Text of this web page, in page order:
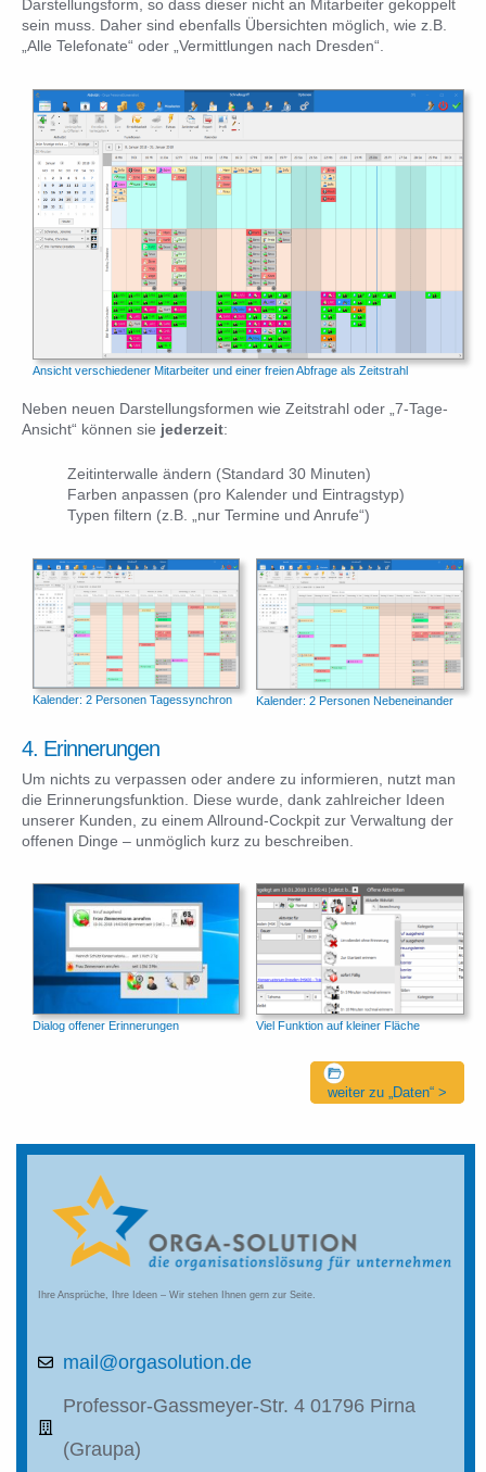
Darstellungsform, so dass dieser nicht an Mitarbeiter gekoppelt
sein muss. Daher sind ebenfalls Übersichten möglich, wie z.B.
„Alle Telefonate“ oder „Vermittlungen nach Dresden“.
Ansicht verschiedener Mitarbeiter und einer freien Abfrage als Zeitstrahl
Neben neuen Darstellungsformen wie Zeitstrahl oder „7-Tage-
Ansicht“ können sie jederzeit:
Zeitinterwalle ändern (Standard 30 Minuten)
Farben anpassen (pro Kalender und Eintragstyp)
Typen filtern (z.B. „nur Termine und Anrufe“)
Kalender: 2 Personen Tagessynchron Kalender: 2 Personen Nebeneinander
4. Erinnerungen
Um nichts zu verpassen oder andere zu informieren, nutzt man
die Erinnerungsfunktion. Diese wurde, dank zahlreicher Ideen
unserer Kunden, zu einem Allround-Cockpit zur Verwaltung der
offenen Dinge – unmöglich kurz zu beschreiben.
Dialog offener Erinnerungen Viel Funktion auf kleiner Fläche
weiter zu „Daten“ >
Ihre Ansprüche, Ihre Ideen – Wir stehen Ihnen gern zur Seite.
mail@orgasolution.de
Professor-Gassmeyer-Str. 4 01796 Pirna
(Graupa)